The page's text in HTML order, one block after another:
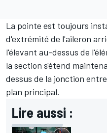
La pointe est toujours
d'extrémité de l'aileron
l'élevant au-dessus de
la section s'étend
dessus de la jonction
plan principal.
Lire aussi :